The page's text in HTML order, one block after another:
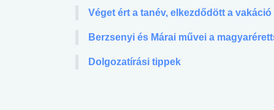
Véget ért a tanév, elkezdődött a vakáció
Berzsenyi és Márai művei a
Dolgozatírási tippek